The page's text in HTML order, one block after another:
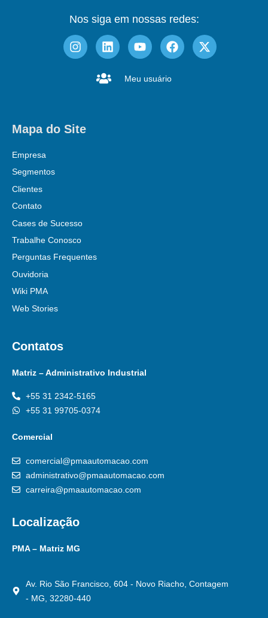
Nos siga em nossas redes:
Meu usuário
Mapa do Site
Empresa
Segmentos
Clientes
Contato
Cases de Sucesso
Trabalhe Conosco
Perguntas Frequentes
Ouvidoria
Wiki PMA
Web Stories
Contatos
Matriz – Administrativo Industrial
+55 31 2342-5165
+55 31 99705-0374
Comercial
comercial@pmaautomacao.com
administrativo@pmaautomacao.com
carreira@pmaautomacao.com
Localização
PMA – Matriz MG
Av. Rio São Francisco, 604 - Novo Riacho, Contagem
- MG, 32280-440